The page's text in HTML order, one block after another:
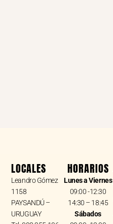
LOCALES
Leandro Gómez
1158
PAYSANDÚ –
URUGUAY
HORARIOS
Lunes a Viernes
09:00 -12:30
14:30 – 18:45
Sábados